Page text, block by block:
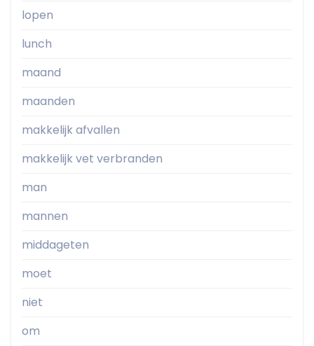
lopen
lunch
maand
maanden
makkelijk afvallen
makkelijk vet verbranden
man
mannen
middageten
moet
niet
om